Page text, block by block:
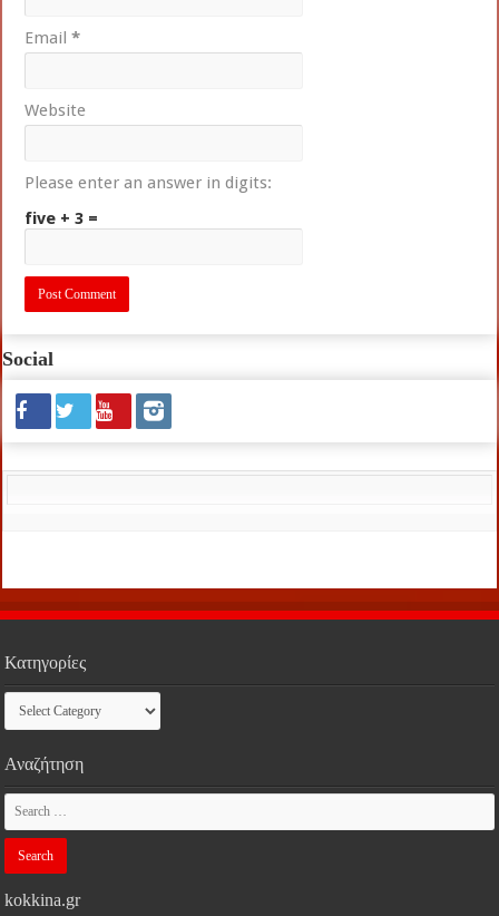
Email*
Website
Please enter an answer in digits:
five + 3 =
Social
Κατηγορίες
Κατηγορίες
Αναζήτηση
kokkina.gr